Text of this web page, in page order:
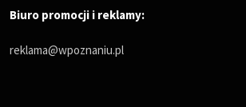
Biuro promocji i reklamy:
reklama@wpoznaniu.pl